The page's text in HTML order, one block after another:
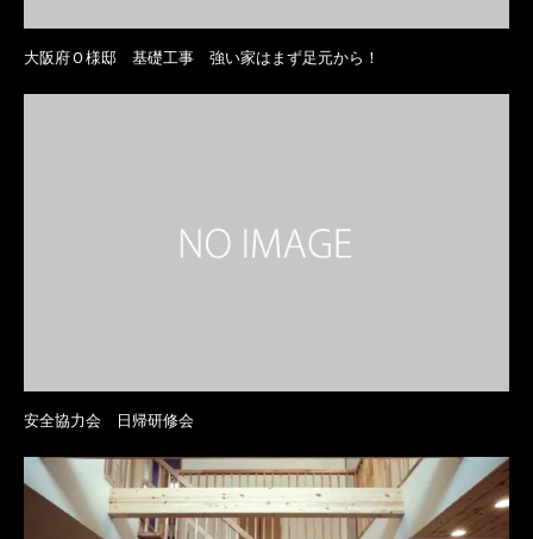
大阪府Ｏ様邸 基礎工事 強い家はまず足元から！
安全協力会 日帰研修会